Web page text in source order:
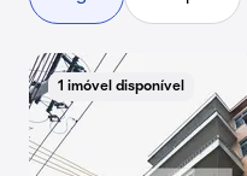
1 imóvel disponível